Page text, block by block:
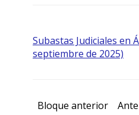
Subastas Judiciales en
septiembre de 2025)
Bloque anterior